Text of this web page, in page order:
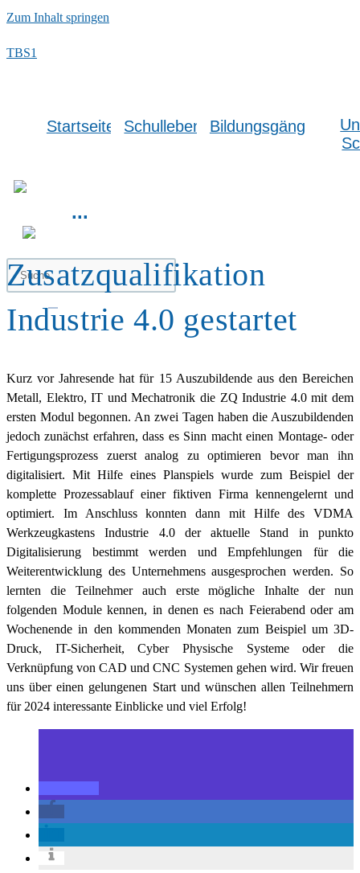
Zum Inhalt springen
TBS1
Startseite Schulleben Bildungsgänge
...
Zusatzqualifikation
Industrie 4.0 gestartet
Kurz vor Jahresende hat für 15 Auszubildende aus den Bereichen
Metall, Elektro, IT und Mechatronik die ZQ Industrie 4.0 mit dem
ersten Modul begonnen. An zwei Tagen haben die Auszubildenden
jedoch zunächst erfahren, dass es Sinn macht einen Montage- oder
Fertigungsprozess zuerst analog zu optimieren bevor man ihn
digitalisiert. Mit Hilfe eines Planspiels wurde zum Beispiel der
komplette Prozessablauf einer fiktiven Firma kennengelernt und
optimiert. Im Anschluss konnten dann mit Hilfe des VDMA
Werkzeugkastens Industrie 4.0 der aktuelle Stand in punkto
Digitalisierung bestimmt werden und Empfehlungen für die
Weiterentwicklung des Unternehmens ausgesprochen werden. So
lernten die Teilnehmer auch erste mögliche Inhalte der nun
folgenden Module kennen, in denen es nach Feierabend oder am
Wochenende in den kommenden Monaten zum Beispiel um 3D-
Druck, IT-Sicherheit, Cyber Physische Systeme oder die
Verknüpfung von CAD und CNC Systemen gehen wird. Wir freuen
uns über einen gelungenen Start und wünschen allen Teilnehmern
für 2024 interessante Einblicke und viel Erfolg!